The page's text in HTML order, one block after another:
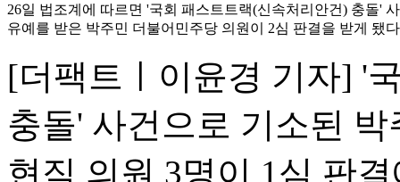
26일 법조계에 따르면 '국회 패스트트랙(신속처리안건) 충돌'
유예를 받은 박주민 더불어민주당 의원이 2심 판결을 받게 됐
[더팩트ㅣ이윤경 기자] '
충돌' 사건으로 기소된
현직 의원 3명이 1심 판